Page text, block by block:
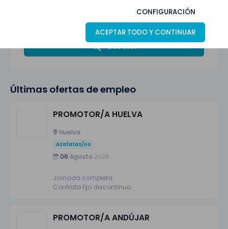
CONFIGURACIÓN
ACEPTAR TODO Y CONTINUAR
BUSCAR
Últimas ofertas de empleo
PROMOTOR/A HUELVA
Huelva
Azafatas/os
06 Agosto 2026
Jornada completa
Contrato fijo discontinuo
PROMOTOR/A ANDÚJAR